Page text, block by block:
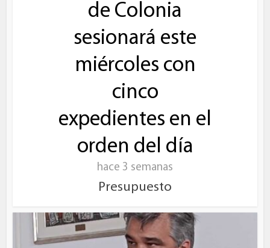
de Colonia
sesionará este
miércoles con
cinco
expedientes en el
orden del día
hace 3 semanas
Presupuesto